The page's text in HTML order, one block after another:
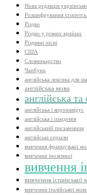
Нова редакція
Розшифрування
Різдво
Різдво у різних країнах
Різдвяні пісні
США
Словникарство
Чапбуки
англійська лексика для
англійська мова
англійська та
англійська і коронавірус
англійська і пандемія
англійський письменник
англійські серіали
вивчення французької
вивчення іноземної
вивчення
вивчення іспанської
вивчення італійської